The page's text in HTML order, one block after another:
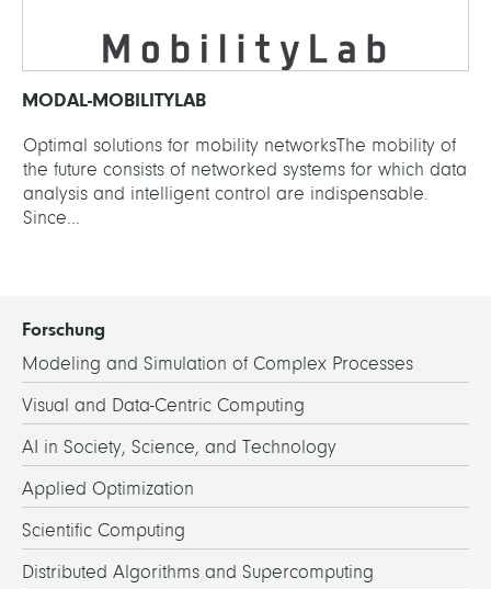
MODAL-MOBILITYLAB
Optimal solutions for mobility networksThe mobility of
the future consists of networked systems for which data
analysis and intelligent control are indispensable.
Since...
Forschung
Modeling and Simulation of Complex Processes
Visual and Data-Centric Computing
AI in Society, Science, and Technology
Applied Optimization
Scientific Computing
Distributed Algorithms and Supercomputing